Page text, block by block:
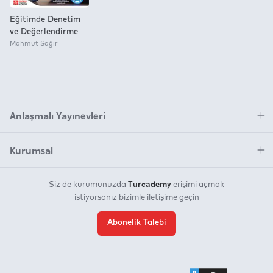
Eğitimde Denetim
ve Değerlendirme
Mahmut Sağır
Anlaşmalı Yayınevleri
Kurumsal
Siz de kurumunuzda Turcademy erişimi açmak
istiyorsanız bizimle iletişime geçin
Abonelik Talebi